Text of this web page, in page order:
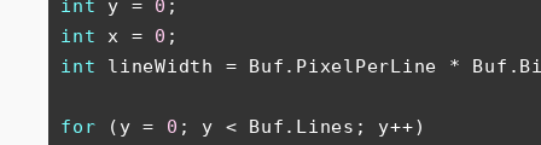
int y = 0
int x = 0
int lineWidth = Buf.PixelPerLine *
for (y = 0 ; y < Buf.Lines; y++)